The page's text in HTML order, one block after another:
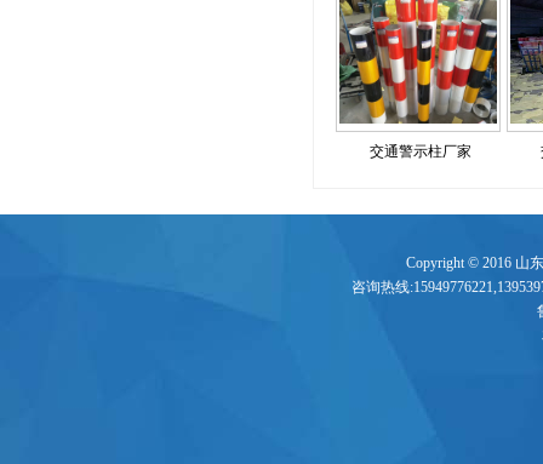
交通警示柱厂家
Copyright © 2016 山
咨询热线